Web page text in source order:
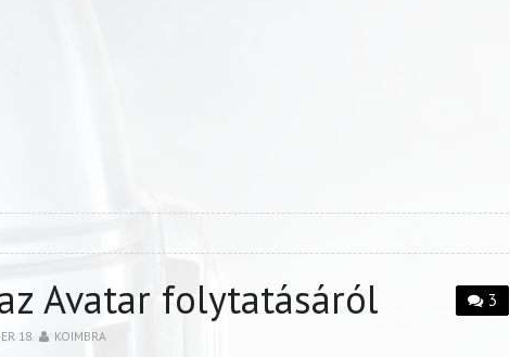
3
Avatar folytatásáról
18. KOIMBRA